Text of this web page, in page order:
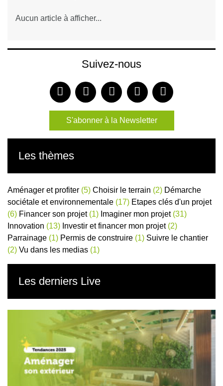
Aucun article à afficher...
Suivez-nous
S'abonner à la Newsletter
Les thèmes
Aménager et profiter (5) Choisir le terrain (2) Démarche
sociétale et environnementale (17) Etapes clés d'un projet
(6) Financer son projet(1) Imaginer mon projet(31)
Innovation (13) Investir et financer mon projet(2)
Parrainage (1) Permis de construire (1) Suivre le chantier
(2) Vu dans les medias (1)
Les derniers Live